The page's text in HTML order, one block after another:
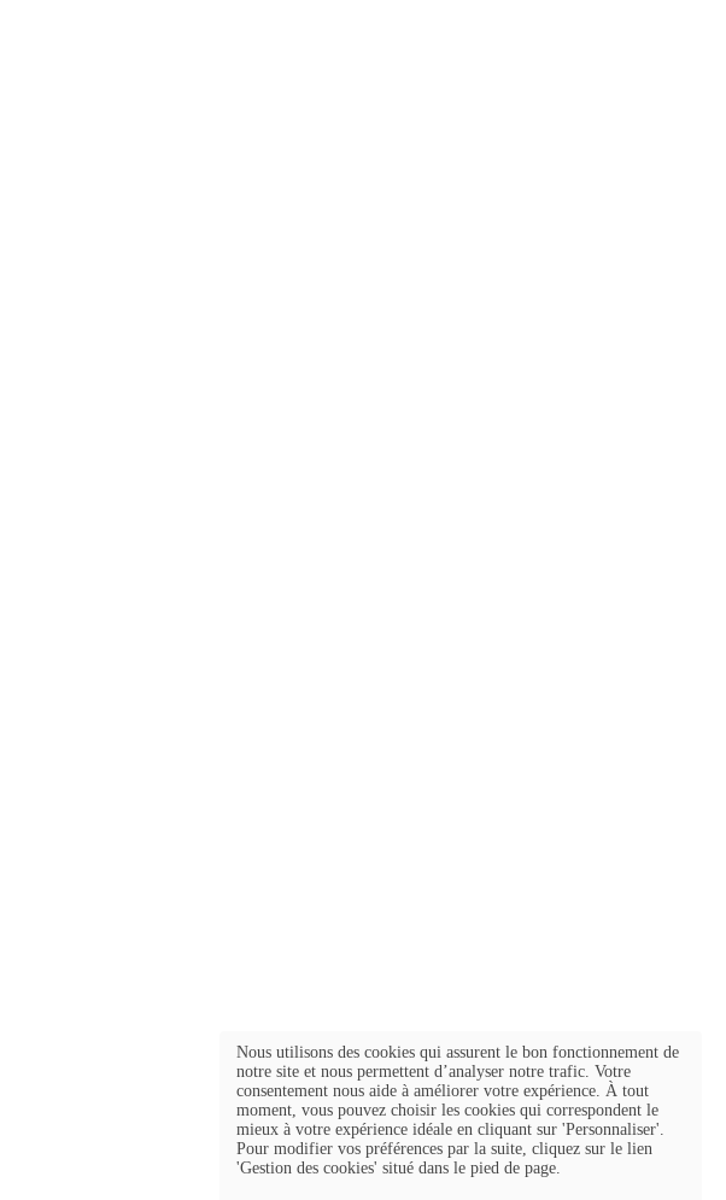
Utilisation
des
données
personnelles
Nous utilisons des cookies qui assurent le bon fonctionnement de
notre site et nous permettent d’analyser notre trafic. Votre
consentement nous aide à améliorer votre expérience. À tout
moment, vous pouvez choisir les cookies qui correspondent le
mieux à votre expérience idéale en cliquant sur 'Personnaliser'.
Pour modifier vos préférences par la suite, cliquez sur le lien
'Gestion des cookies' situé dans le pied de page.